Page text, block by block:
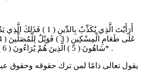
سَاهُونَ ( 5 ) الَّذِينَ هُمْ يُرَاءُونَ ( 6 ) وَيَمْنَعُونَ الْمَاعُونَ ( 7 )* .
يقول تعالى ذامًا لمن ترك حقوقه وحقوق